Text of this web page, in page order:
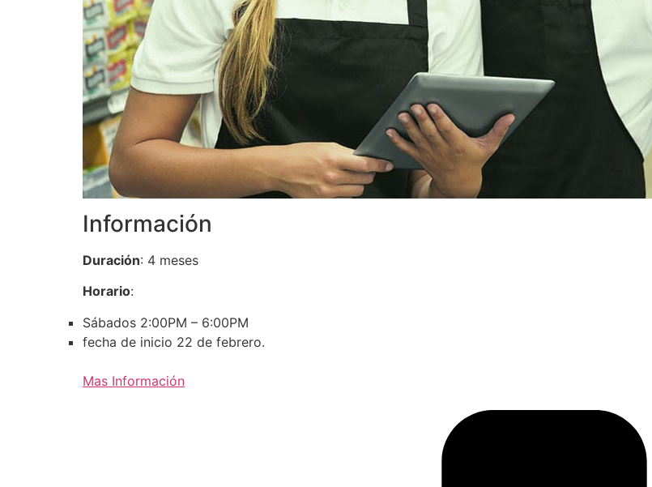
Información
Duración: 4 meses
Horario:
Sábados 2:00PM – 6:00PM
fecha de inicio 22 de febrero.
Mas Información